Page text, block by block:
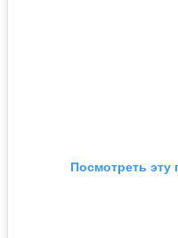
Посмотреть эту